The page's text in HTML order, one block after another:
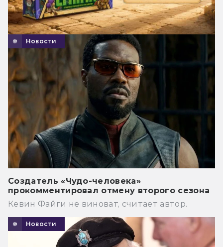
Новости
Создатель «Чудо-человека»
прокомментировал отмену второго сезона
Кевин Файги не виноват, считает автор.
Новости